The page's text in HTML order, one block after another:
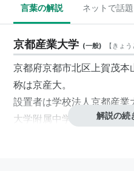
言葉の解説 ネットで話題
京都産業大学 (一般) 【きょう
京都府京都市北区上賀茂本
称は京産大。
設置者は学校法人京都産業
大学附属中学校・高等学校
解説の続